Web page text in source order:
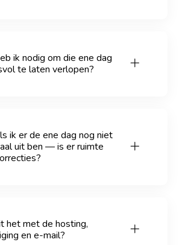
ik nodig om die ene dag
te laten verlopen?
ik er de ene dag nog niet
uit ben — is er ruimte
het met de hosting,
en e-mail?